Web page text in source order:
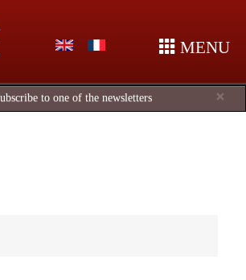
MENU
×
to one of the newsletters